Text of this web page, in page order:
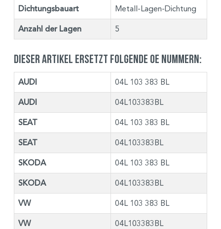
Dichtungsbauart Metall-Lagen-Dichtung
Anzahl der Lagen 5
Dieser Artikel ersetzt folgende OE Nummern:
AUDI 04L 103 383 BL
AUDI 04L103383BL
SEAT 04L 103 383 BL
SEAT 04L103383BL
SKODA 04L 103 383 BL
SKODA 04L103383BL
VW 04L 103 383 BL
VW 04L103383BL